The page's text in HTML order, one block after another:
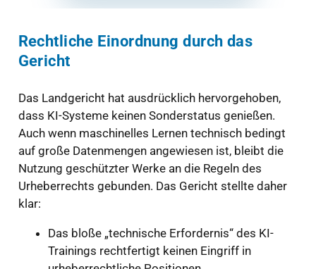
Rechtliche Einordnung durch das
Gericht
Das Landgericht hat ausdrücklich hervorgehoben,
dass KI-Systeme keinen Sonderstatus genießen.
Auch wenn maschinelles Lernen technisch bedingt
auf große Datenmengen angewiesen ist, bleibt die
Nutzung geschützter Werke an die Regeln des
Urheberrechts gebunden. Das Gericht stellte daher
klar:
Das bloße „technische Erfordernis“ des KI-
Trainings rechtfertigt keinen Eingriff in